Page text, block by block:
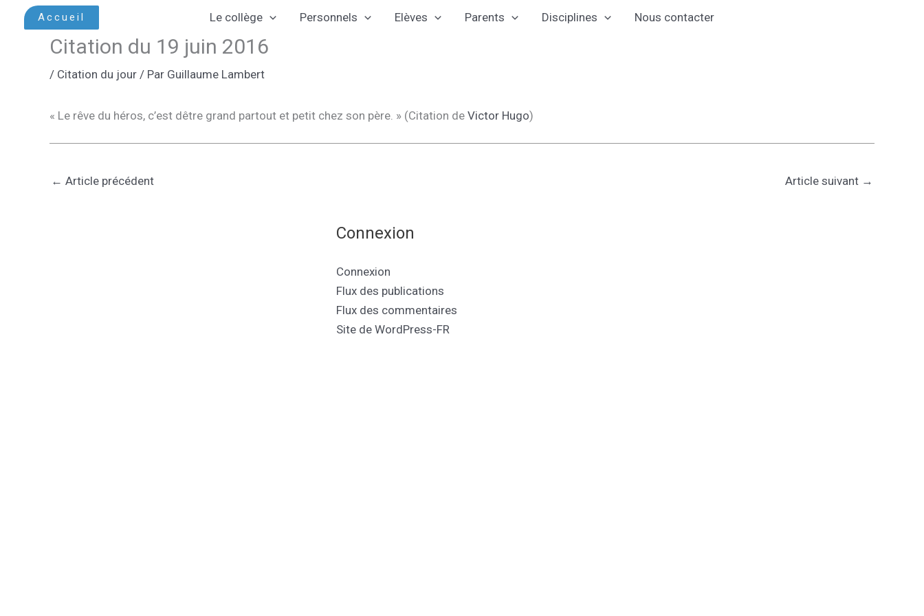
Accueil Le collège Personnels Elèves Parents Disciplines Nous contacter
Citation du 19 juin 2016
/ Citation du jour / Par Guillaume Lambert
« Le rêve du héros, c’est dêtre grand partout et petit chez son père. » (Citation de Victor Hugo)
← Article précédent Article suivant →
Connexion
Connexion
Flux des publications
Flux des commentaires
Site de WordPress-FR